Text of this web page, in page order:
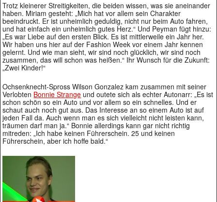
Trotz kleinerer Streitigkeiten, die beiden wissen, was sie aneinander
haben. Miriam gesteht: „Mich hat vor allem sein Charakter
beeindruckt. Er ist unheimlich geduldig, nicht nur beim Auto fahren,
und hat einfach ein unheimlich gutes Herz.“ Und Peyman fügt hinzu:
„Es war Liebe auf den ersten Blick. Es ist mittlerweile ein Jahr her.
Wir haben uns hier auf der Fashion Week vor einem Jahr kennen
gelernt. Und wie man sieht, wir sind noch glücklich, wir sind noch
zusammen, das will schon was heißen.“ Ihr Wunsch für die Zukunft:
„Zwei Kinder!“
Ochsenknecht-Spross Wilson Gonzalez kam zusammen mit seiner
Verlobten Bonnie Strange und outete sich als echter Autonarr: „Es ist
schon schön so ein Auto und vor allem so ein schnelles. Und er
schaut auch noch gut aus. Das Interesse an so einem Auto ist auf
jeden Fall da. Auch wenn man es sich vielleicht nicht leisten kann,
träumen darf man ja.“ Bonnie allerdings kann gar nicht richtig
mitreden: „Ich habe keinen Führerschein. 25 und keinen
Führerschein, aber ich hoffe bald.“